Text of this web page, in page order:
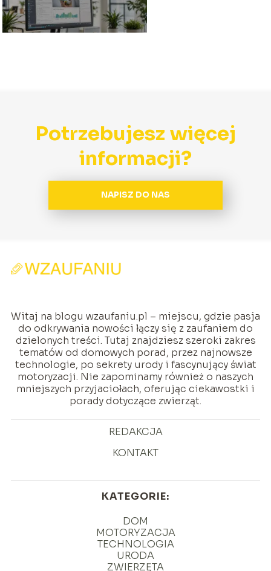
Potrzebujesz więcej
informacji?
NAPISZ DO NAS
Witaj na blogu wzaufaniu.pl – miejscu, gdzie pasja
do odkrywania nowości łączy się z zaufaniem do
dzielonych treści. Tutaj znajdziesz szeroki zakres
tematów od domowych porad, przez najnowsze
technologie, po sekrety urody i fascynujący świat
motoryzacji. Nie zapominamy również o naszych
mniejszych przyjaciołach, oferując ciekawostki i
porady dotyczące zwierząt.
REDAKCJA
KONTAKT
KATEGORIE:
DOM
MOTORYZACJA
TECHNOLOGIA
URODA
ZWIERZĘTA